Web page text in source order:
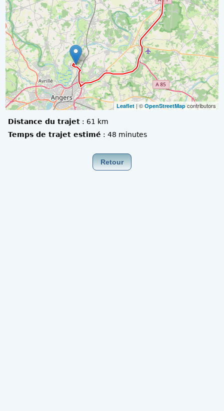
Leaflet| © OpenStreetMapcontributors
Distance du trajet : 61 km
Temps de trajet estimé :48 minutes
Retour